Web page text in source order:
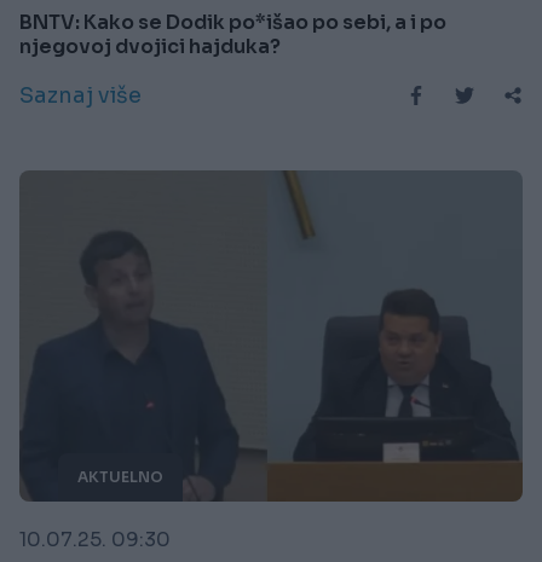
BNTV: Kako se Dodik po*išao po sebi, a i po
njegovoj dvojici hajduka?
Saznaj više
AKTUELNO
10.07.25. 09:30